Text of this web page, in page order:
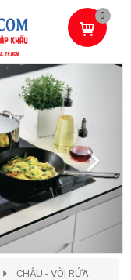
0
CHẬU - VÒI RỬA